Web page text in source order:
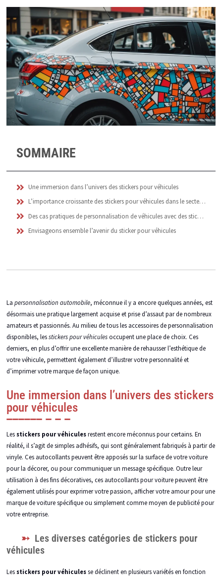
SOMMAIRE
Une immersion dans l’univers des stickers pour véhicules
L’importance croissante des stickers pour véhicules dans le secteur de la personnalisation automobile
Des cas pratiques de personnalisation de véhicules avec des stickers
Envisageons ensemble l’avenir du sticker pour véhicules
La personnalisation automobile, méconnue il y a encore quelques années, est
désormais une pratique largement acquise et prise d’assaut par de nombreux
amateurs et passionnés. Au milieu de tous les accessoires de personnalisation
disponibles, lesstickers pour véhiculesoccupent une place de choix. Ces
derniers, en plus d’offrir une excellente manière de rehausser l’esthétique de
votre véhicule, permettent également d’illustrer votre personnalité et
d’imprimer votre marque de façon unique.
Une immersion dans l’univers des stickers
pour véhicules
Les stickers pour véhiculesrestent encore méconnus pour certains. En
réalité, il s’agit de simples adhésifs, qui sont généralement fabriqués à partir de
vinyle. Ces autocollants peuvent être apposés sur la surface de votre voiture
pour la décorer, ou pour communiquer un message spécifique. Outre leur
utilisation à des fins décoratives, ces autocollants pour voiture peuvent être
également utilisés pour exprimer votre passion, afficher votre amour pour une
marque de voiture spécifique ou simplement comme moyen de publicité pour
votre entreprise.
Les diverses catégories de stickers pour
véhicules
Les stickers pour véhiculesse déclinent en plusieurs variétés en fonction